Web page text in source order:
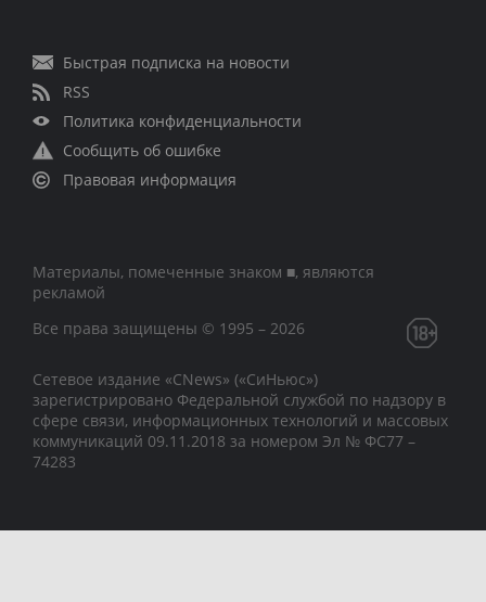
Быстрая подписка на новости
RSS
Политика конфиденциальности
Сообщить об ошибке
Правовая информация
Материалы, помеченные знаком ■, являются
рекламой
Все права защищены © 1995 – 2026
Сетевое издание «CNews» («СиНьюс»)
зарегистрировано Федеральной службой по надзору в
сфере связи, информационных технологий и массовых
коммуникаций 09.11.2018 за номером Эл № ФС77 –
74283